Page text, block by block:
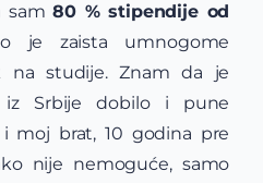
sam80 % stipendije od
je zaista umnogome
na studije. Znam da je
Srbije dobilo i pune
moj brat, 10 godina pre
nije nemoguće, samo